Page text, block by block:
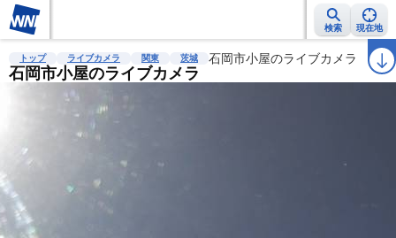
検索 現在地
雨雲レーダー 台風情報 地震情報 警報・注意報 2週間天気 ラ
トップ ライブカメラ 関東 茨城 石岡市小屋のライブカメラ
石岡市小屋のライブカメラ